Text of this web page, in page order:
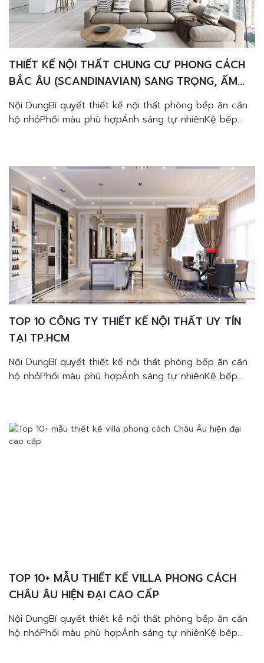
THIẾT KẾ NỘI THẤT CHUNG CƯ PHONG CÁCH
BẮC ÂU (SCANDINAVIAN) SANG TRỌNG, ẤM
CÚNG VÀ TINH TẾ
Nội DungBí quyết thiết kế nội thất phòng bếp ăn căn
hộ nhỏPhối màu phù hợpÁnh sáng tự nhiênKệ bếp
65m2 Midtown quận 7Mẫu […]
TOP 10 CÔNG TY THIẾT KẾ NỘI THẤT UY TÍN
TẠI TP.HCM
Nội DungBí quyết thiết kế nội thất phòng bếp ăn căn
hộ nhỏPhối màu phù hợpÁnh sáng tự nhiênKệ bếp
65m2 Midtown quận 7Mẫu […]
TOP 10+ MẪU THIẾT KẾ VILLA PHONG CÁCH
CHÂU ÂU HIỆN ĐẠI CAO CẤP
Nội DungBí quyết thiết kế nội thất phòng bếp ăn căn
hộ nhỏPhối màu phù hợpÁnh sáng tự nhiênKệ bếp